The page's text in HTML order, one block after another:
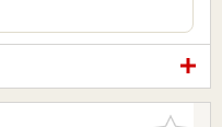
お気に入